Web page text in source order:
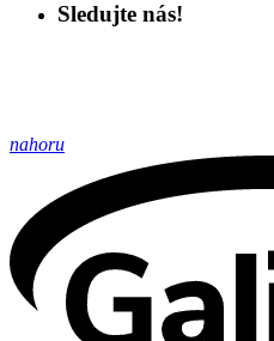
Sledujte nás!
nahoru